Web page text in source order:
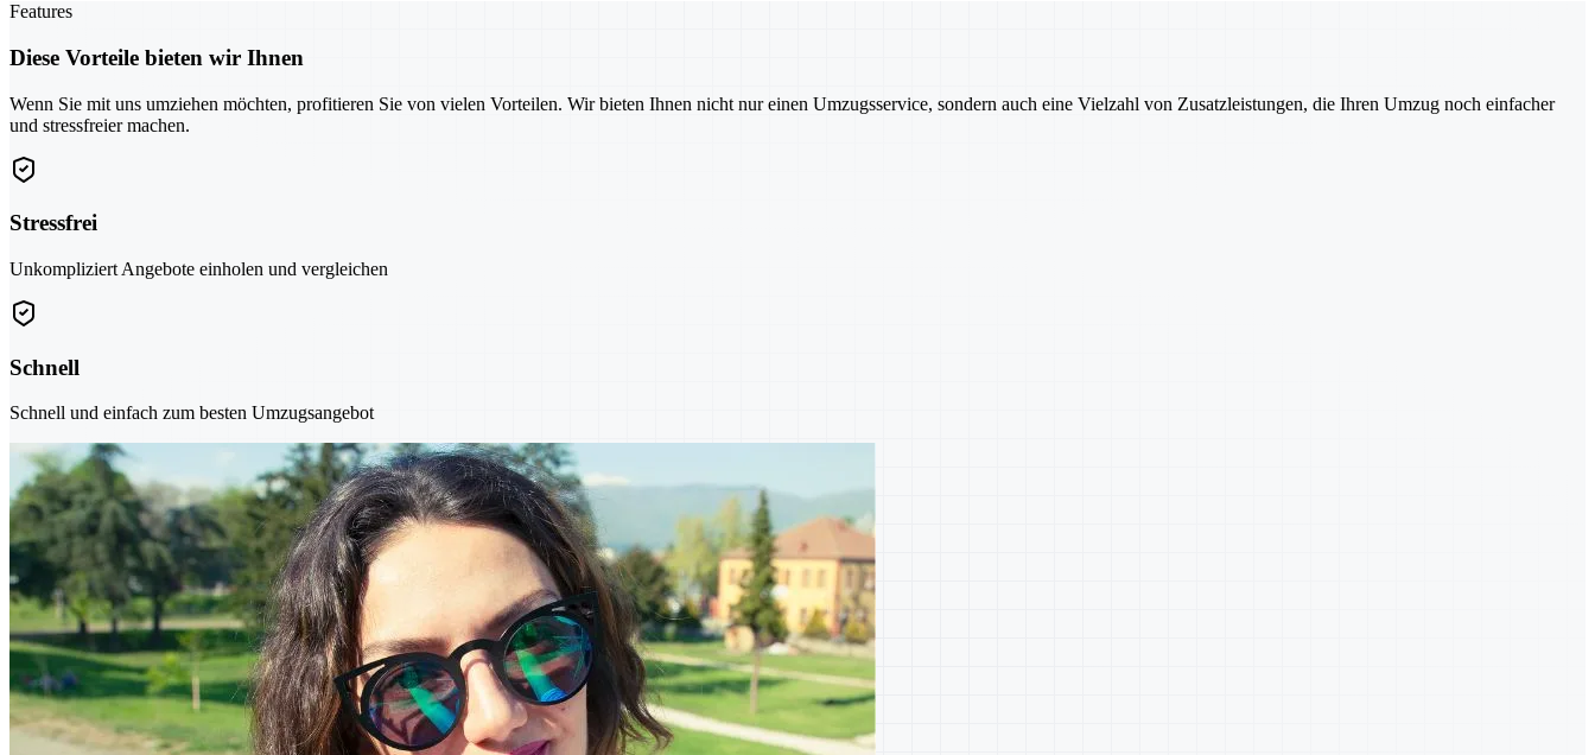
Features
Diese Vorteile bieten wir Ihnen
Wenn Sie mit uns umziehen möchten, profitieren Sie von vielen Vorteilen. Wir bieten Ihnen nicht nur einen Umzugsservice, sondern auch eine Vielzahl von Zusatzleistungen, die Ihren Umzug noch einfacher
und stressfreier machen.
Stressfrei
Unkompliziert Angebote einholen und vergleichen
Schnell
Schnell und einfach zum besten Umzugsangebot